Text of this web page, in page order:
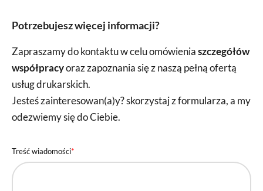
Potrzebujesz więcej informacji?
Zapraszamy do kontaktu w celu omówieniaszczegółów
współpracyoraz zapoznania się z naszą pełną ofertą
usług drukarskich.
Jesteś zainteresowan(a)y? skorzystaj z formularza, a my
odezwiemy się do Ciebie.
Treść wiadomości*